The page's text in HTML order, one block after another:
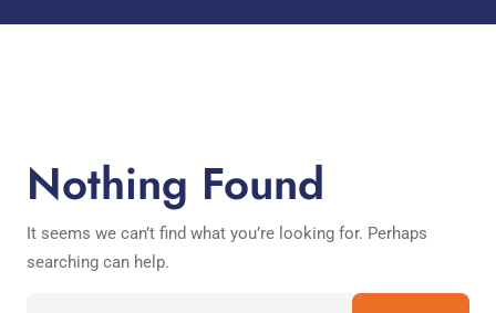
Nothing Found
It seems we can’t find what you’re looking for. Perhaps
searching can help.